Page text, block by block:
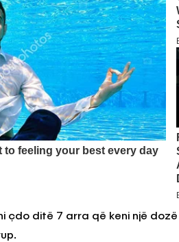
çdo ditë 7 arra që keni një